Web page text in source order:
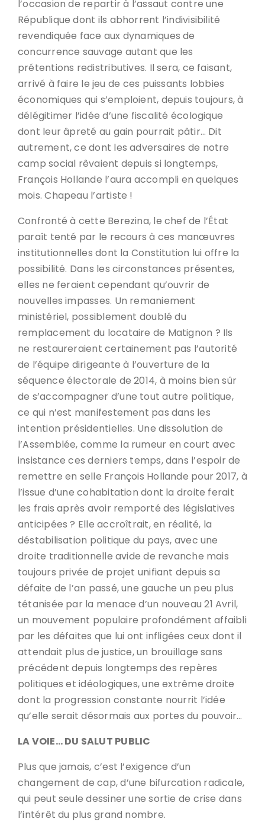
l’occasion de repartir à l’assaut contre une
République dont ils abhorrent l’indivisibilité
revendiquée face aux dynamiques de
concurrence sauvage autant que les
prétentions redistributives. Il sera, ce faisant,
arrivé à faire le jeu de ces puissants lobbies
économiques qui s’emploient, depuis toujours, à
délégitimer l’idée d’une fiscalité écologique
dont leur âpreté au gain pourrait pâtir… Dit
autrement, ce dont les adversaires de notre
camp social rêvaient depuis si longtemps,
François Hollande l’aura accompli en quelques
mois. Chapeau l’artiste !
Confronté à cette Berezina, le chef de l’État
paraît tenté par le recours à ces manœuvres
institutionnelles dont la Constitution lui offre la
possibilité. Dans les circonstances présentes,
elles ne feraient cependant qu’ouvrir de
nouvelles impasses. Un remaniement
ministériel, possiblement doublé du
remplacement du locataire de Matignon ? Ils
ne restaureraient certainement pas l’autorité
de l’équipe dirigeante à l’ouverture de la
séquence électorale de 2014, à moins bien sûr
de s’accompagner d’une tout autre politique,
ce qui n’est manifestement pas dans les
intention présidentielles. Une dissolution de
l’Assemblée, comme la rumeur en court avec
insistance ces derniers temps, dans l’espoir de
remettre en selle François Hollande pour 2017, à
l’issue d’une cohabitation dont la droite ferait
les frais après avoir remporté des législatives
anticipées ? Elle accroîtrait, en réalité, la
déstabilisation politique du pays, avec une
droite traditionnelle avide de revanche mais
toujours privée de projet unifiant depuis sa
défaite de l’an passé, une gauche un peu plus
tétanisée par la menace d’un nouveau 21 Avril,
un mouvement populaire profondément affaibli
par les défaites que lui ont infligées ceux dont il
attendait plus de justice, un brouillage sans
précédent depuis longtemps des repères
politiques et idéologiques, une extrême droite
dont la progression constante nourrit l’idée
qu’elle serait désormais aux portes du pouvoir…
LA VOIE… DU SALUT PUBLIC
Plus que jamais, c’est l’exigence d’un
changement de cap, d’une bifurcation radicale,
qui peut seule dessiner une sortie de crise dans
l’intérêt du plus grand nombre.